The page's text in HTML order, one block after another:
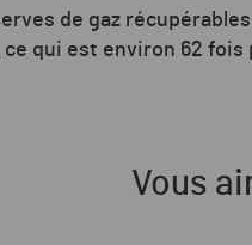
de gaz
qui est environ 62
Vous